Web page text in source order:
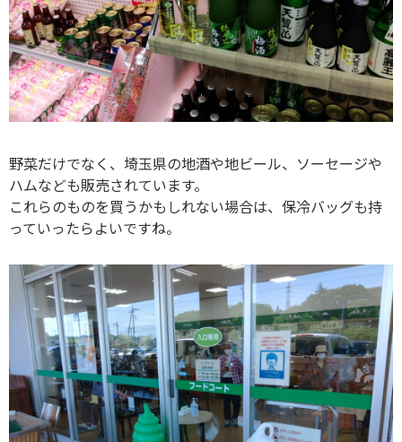
野菜だけでなく、埼玉県の地酒や地ビール、ソーセージや
ハムなども販売されています。
これらのものを買うかもしれない場合は、保冷バッグも持
っていったらよいですね。